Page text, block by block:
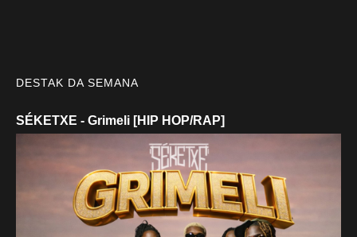
DESTAK DA SEMANA
SÉKETXE - Grimeli [HIP HOP/RAP]